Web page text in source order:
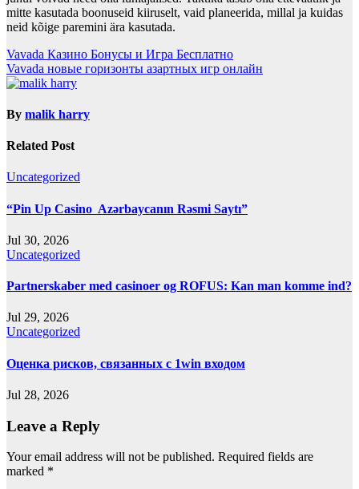
mitte kasutada boonuseid kiiruselt, vaid planeerida, millal ja kuidas
neid kõige paremini ära kasutada.
Post
navigation
Vavada Казино Бонусы и Игрa Бесплатно
Vavada новые горизонты азартных игр онлайн
By malik harry
Related Post
Uncategorized
“Pin Up Casino ️ Azərbaycanın Rəsmi Saytı”
Jul 30, 2026
Uncategorized
Partnerskaber med casinoer og ROFUS: Kan man komme ind?
Jul 29, 2026
Uncategorized
Оценка рисков, связанных с 1win входом
Jul 28, 2026
Leave a Reply
Your email address will not be published. Required fields are
marked *